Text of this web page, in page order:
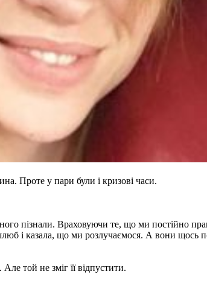
Проте у пари були і кризові часи.
пізнали. Враховуючи те, що ми постійно
і казала, що ми розлучаємося. А вони щось
той не зміг її відпустити.